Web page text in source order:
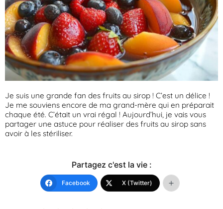
Je suis une grande fan des fruits au sirop ! C’est un délice !
Je me souviens encore de ma grand-mère qui en préparait
chaque été. C’était un vrai régal ! Aujourd’hui, je vais vous
partager une astuce pour réaliser des fruits au sirop sans
avoir à les stériliser.
Partagez c'est la vie :
Facebook X (Twitter)